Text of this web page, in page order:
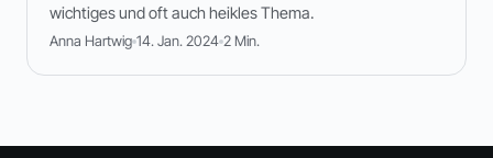
wichtiges und oft auch heikles Thema.
Anna Hartwig 14. Jan. 2024 2 Min.